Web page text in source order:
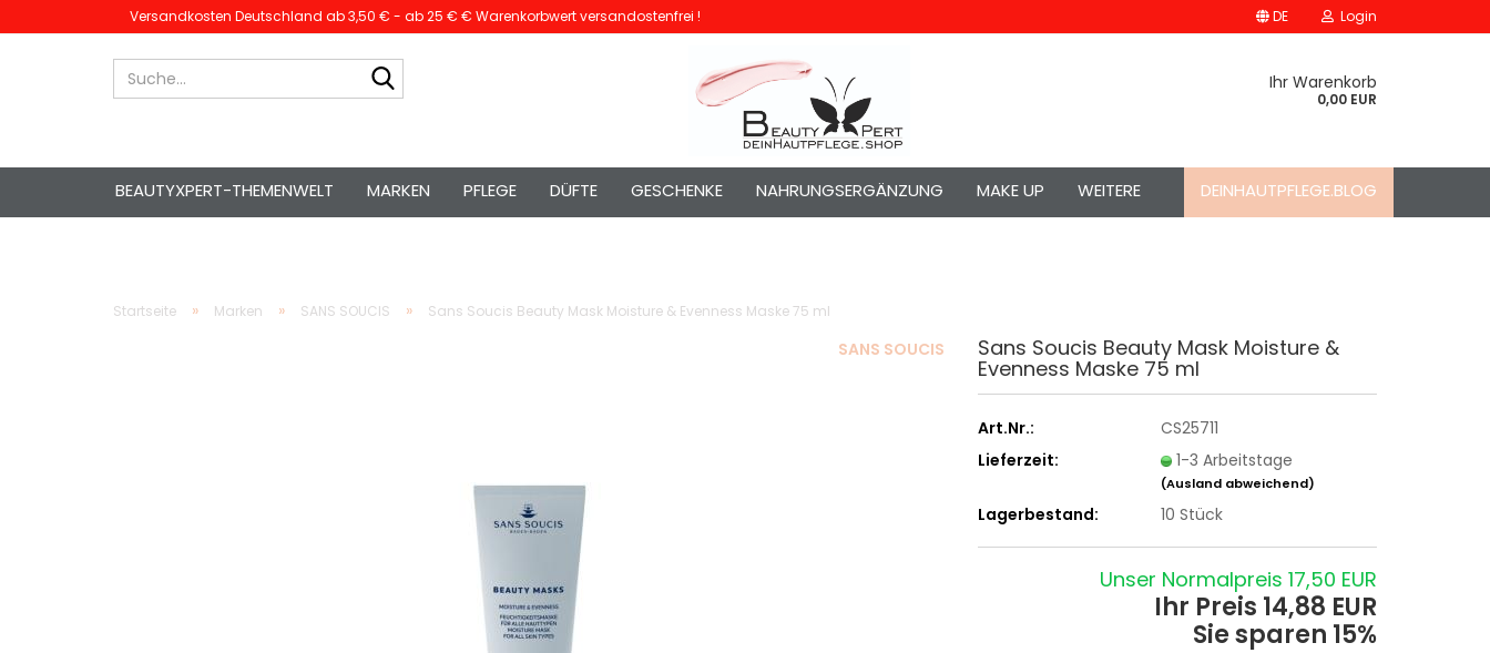
Versandkosten Deutschland ab 3,50 € - ab 25 € € Warenkorbwert versandostenfrei ! DE Login
Ihr Warenkorb
0,00 EUR
BEAUTYXPERT-THEMENWELT MARKEN PFLEGE DÜFTE GESCHENKE NAHRUNGSERGÄNZUNG MAKE UP DEINHAUTPFLEGE.BLOG
WEITERE
Startseite » Marken » SANS SOUCIS » Sans Soucis Beauty Mask Moisture & Evenness Maske 75 ml
SANS SOUCIS Sans Soucis Beauty Mask Moisture &
Evenness Maske 75 ml
Art.Nr.:
CS25711
Lieferzeit:
1-3 Arbeitstage
(Ausland abweichend)
Lagerbestand: 10 Stück
Unser Normalpreis 17,50 EUR
Ihr Preis 14,88 EUR
Sie sparen 15%